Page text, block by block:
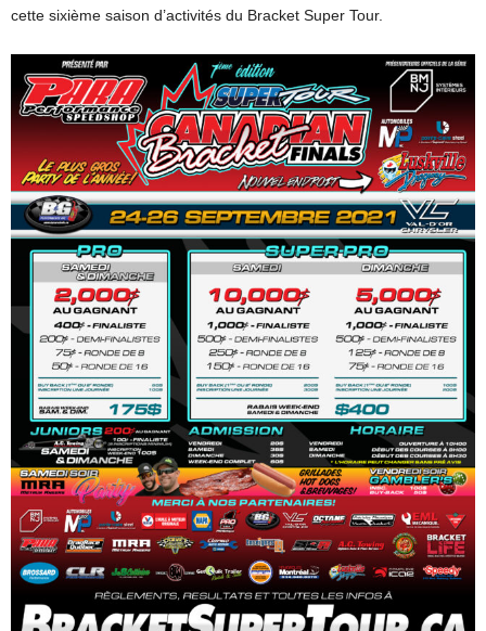
cette sixième saison d’activités du Bracket Super Tour.